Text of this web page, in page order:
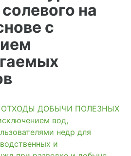
на
с
ОТХОДЫ ДОБЫЧИ ПОЛЕЗНЫХ
вод,
недр для
и